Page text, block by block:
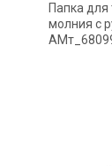
Папка для
молния с